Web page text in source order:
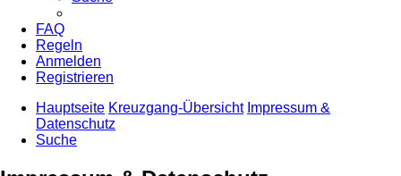
FAQ
Regeln
Anmelden
Registrieren
Hauptseite Kreuzgang-Übersicht Impressum &
Datenschutz
Suche